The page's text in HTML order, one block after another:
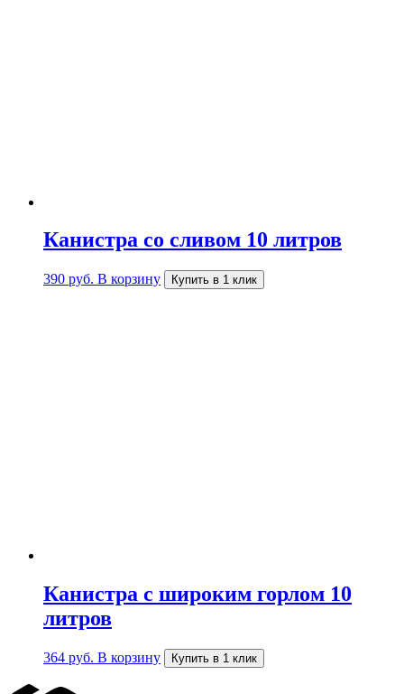
Канистра со сливом 10 литров
390 руб. В корзину Купить в 1 клик
Канистра с широким горлом 10
литров
364 руб. В корзину Купить в 1 клик